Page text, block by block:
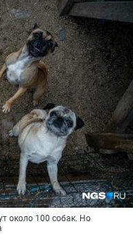
около 100 собак. Но